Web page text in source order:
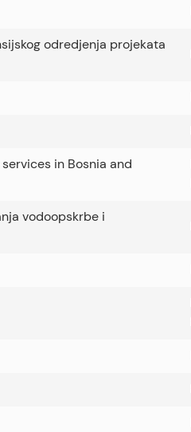
odredjenja projekata
in Bosnia and
vodoopskrbe i